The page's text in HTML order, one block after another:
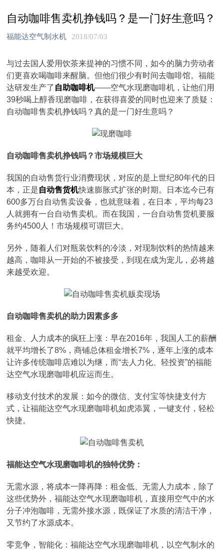
自动咖啡售卖机挣钱吗？是一门好生意吗？
福能达空气制水机 2018/07/03
与过去国人爱用饮茶来提神的习惯不同，如今的脑力劳动者
们更喜欢喝咖啡来醒脑。但他们很少有时间去咖啡馆。福能
达研发生产了 自助咖啡机——空气水现磨咖啡机，让他们用
39秒喝上醇香现磨咖啡，在获得喜爱的同时也迎来了质疑：
自动咖啡售卖机挣钱吗？真的是一门好生意吗？
自动咖啡售卖机挣钱吗？市场规模巨大
我国的自动售货行业消费现状，对应的是上世纪80年代的日
本，正是自动售货机快速膨胀式扩张的时期。日本迄今已有
600多万台自动售卖设备，也就意味着，在日本，平均每23
人就拥有一台自动售卖机。而在我国，一台自动售货机要服
务约4500人！市场规模可谓巨大。
另外，随着人们对瓶装饮料的冷淡，对现制饮料的热情越来
越高，咖啡从一开始的不被接受，到现在成为宠儿，必将越
来越受欢迎。
自动咖啡售卖机的助力因素多多
租金、人力成本的疯狂上涨：早在2016年，我国人工的薪酬
就平均增长了8%，商铺总体租金增长7%，逐年上涨的成本
让许多传统咖啡店难以为继，而“去人力化、轻投资”的福能
达空气水现磨咖啡机应运而生。
移动支付技术的发展：如今的微信、支付宝等快捷支付方
式，让福能达空气水现磨咖啡机如虎添翼，一键支付，轻松
快捷。
福能达空气水现磨咖啡机的独特优势：
无需水源，将成本一降再降：租金低、无需人力成本，除了
这些优势外，福能达空气水现磨咖啡机，直接用空气中的水
分子冲泡咖啡，无需外接水源，既保证了水质的清洁干净，
又节约了水源成本。
零竞争，智能化：福能达空气水现磨咖啡机，以空气制水的